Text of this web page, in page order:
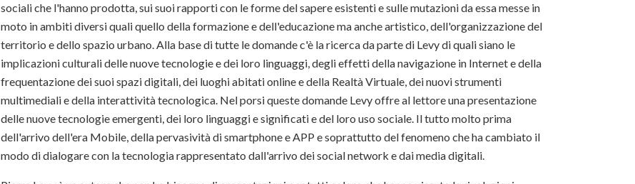
sociali che l'hanno prodotta, sui suoi rapporti con le forme del sapere esistenti e sulle mutazioni da essa messe in
moto in ambiti diversi quali quello della formazione e dell'educazione ma anche artistico, dell'organizzazione del
territorio e dello spazio urbano. Alla base di tutte le domande c'è la ricerca da parte di Levy di quali siano le
implicazioni culturali delle nuove tecnologie e dei loro linguaggi, degli effetti della navigazione in Internet e della
frequentazione dei suoi spazi digitali, dei luoghi abitati online e della Realtà Virtuale, dei nuovi strumenti
multimediali e della interattività tecnologica. Nel porsi queste domande Levy offre al lettore una presentazione
delle nuove tecnologie emergenti, dei loro linguaggi e significati e del loro uso sociale. Il tutto molto prima
dell'arrivo dell'era Mobile, della pervasività di smartphone e APP e soprattutto del fenomeno che ha cambiato il
modo di dialogare con la tecnologia rappresentato dall'arrivo dei social network e dai media digitali.